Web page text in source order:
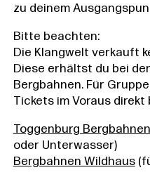
zu deinem
Bitte beachten:
Die Klangwelt verkauft
Diese erhältst du bei
Bergbahnen. Für
Tickets im Voraus direkt
Toggenburg Bergbahnen
oder Unterwasser)
Bergbahnen Wildhaus